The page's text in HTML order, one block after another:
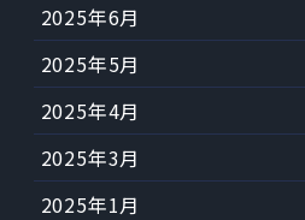
2025年6月
2025年5月
2025年4月
2025年3月
2025年1月